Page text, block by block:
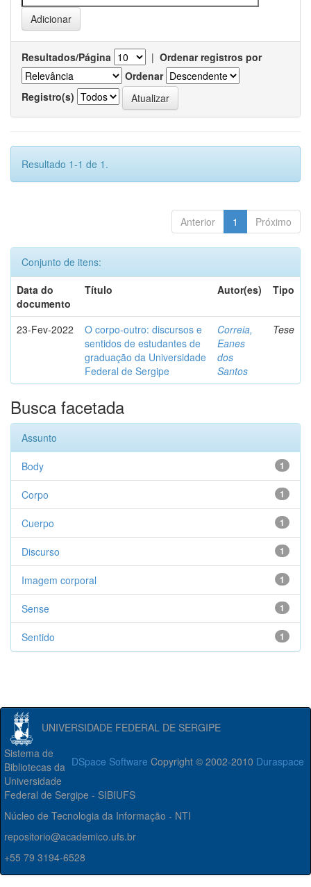
Resultados/Página | Ordenar registros por
Ordenar
Registro(s)
Resultado 1-1 de 1.
Anterior 1 Próximo
Conjunto de itens:
Data do
documento
Título Autor(es) Tipo
23-Fev-2022
O corpo-outro: discursos e
sentidos de estudantes de
graduação da Universidade
Federal de Sergipe
Correia,
Eanes
dos
Santos
Tese
Busca facetada
Assunto
1
Body
1
Corpo
1
Cuerpo
1
Discurso
1
Imagem corporal
1
Sense
1
Sentido
UNIVERSIDADE FEDERAL DE SERGIPE
DSpace Software Copyright © 2002-2010 Duraspace
Sistema de
Bibliotecas da
Universidade
Federal de Sergipe - SIBIUFS
Núcleo de Tecnologia da Informação - NTI
repositorio@academico.ufs.br
+55 79 3194-6528